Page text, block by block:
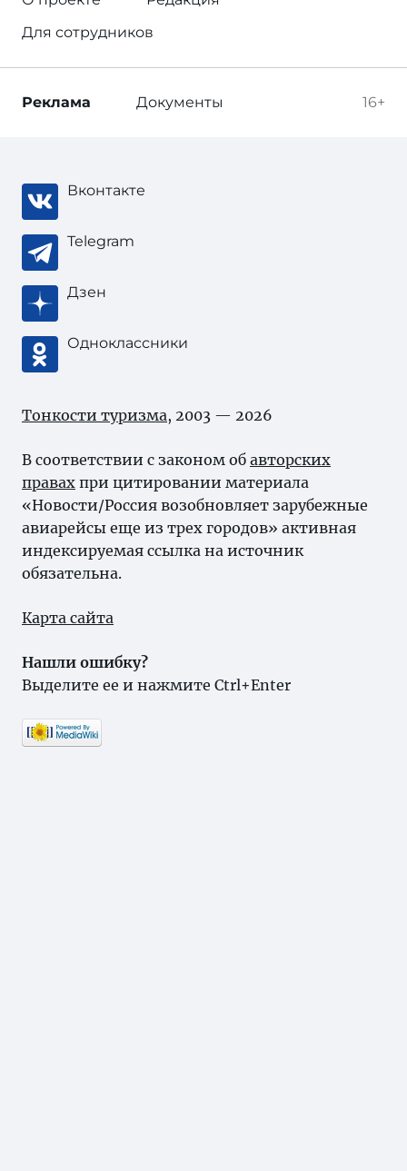
Для сотрудников
16+
Реклама Документы
Вконтакте
Telegram
Дзен
Одноклассники
Тонкости туризма, 2003 — 2026
В соответствии с законом об авторских
правах при цитировании материала
«Новости/Россия возобновляет зарубежные
авиарейсы еще из трех городов» активная
индексируемая ссылка на источник
обязательна.
Карта сайта
Нашли ошибку?
Выделите ее и нажмите Ctrl+Enter